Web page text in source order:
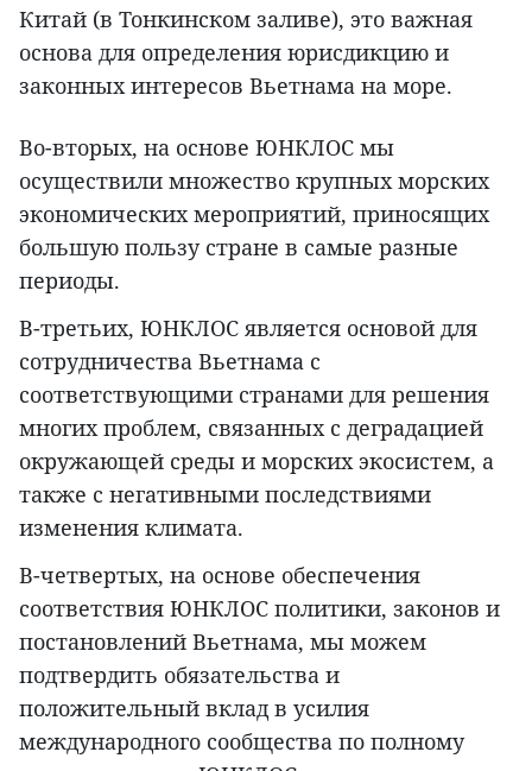
Китай (в Тонкинском заливе), это важная
основа для определения юрисдикцию и
законных интересов Вьетнама на море.
Во-вторых, на основе ЮНКЛОС мы
осуществили множество крупных морских
экономических мероприятий, приносящих
большую пользу стране в самые разные
периоды.
В-третьих, ЮНКЛОС является основой для
сотрудничества Вьетнама с
соответствующими странами для решения
многих проблем, связанных с деградацией
окружающей среды и морских экосистем, а
также с негативными последствиями
изменения климата.
В-четвертых, на основе обеспечения
соответствия ЮНКЛОС политики, законов и
постановлений Вьетнама, мы можем
подтвердить обязательства и
положительный вклад в усилия
международного сообщества по полному